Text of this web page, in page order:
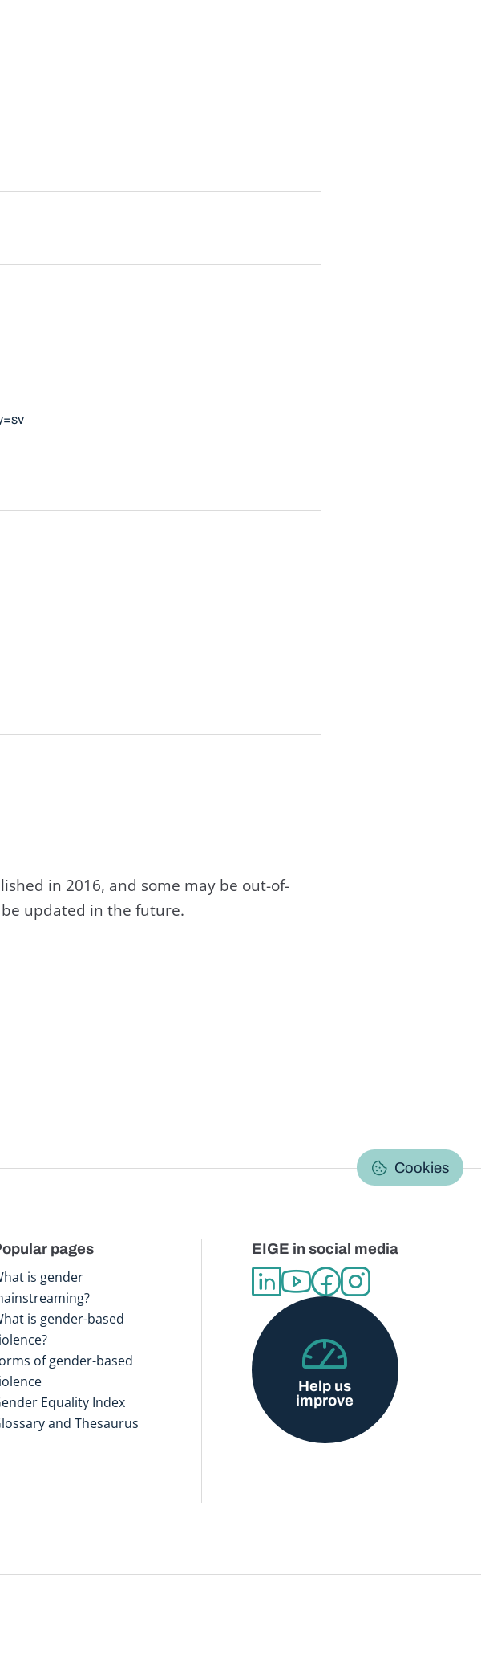
in 2016, and some may be out-of-
updated in the future.
Cookies
pages
is gender
is gender-based
of gender-based
Equality Index
and Thesaurus
EIGE in social media
Help us
improve